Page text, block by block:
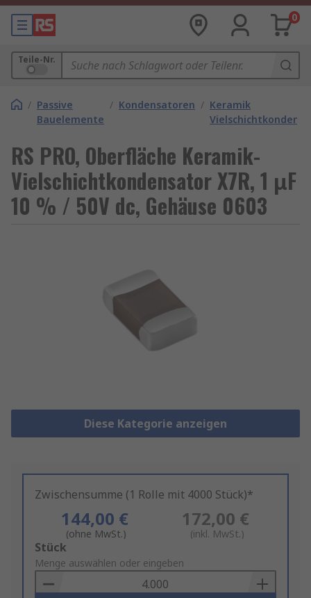
0
Teile-Nr.
/ Passive
Bauelemente
/ Kondensatoren / Keramik
RS PRO, Oberfläche Keramik-
Vielschichtkondensator X7R, 1 μF
10 % / 50V dc, Gehäuse 0603
Diese Kategorie anzeigen
Zwischensumme (1 Rolle mit 4000 Stück)*
144,00 €
(ohne MwSt.)
172,00 €
(inkl. MwSt.)
Add
to
Basket
Stück
Menge auswählen oder eingeben